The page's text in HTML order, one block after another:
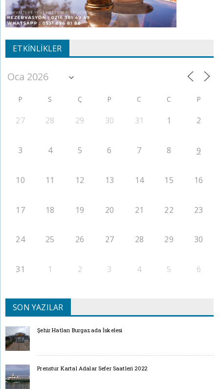
ETKINLIKLER
P S Ç P C C P
27 28 29 30 31 1 2
3 4 5 6 7 8 9
10 11 12 13 14 15 16
17 18 19 20 21 22 23
24 25 26 27 28 29 30
31 1 2 3 4 5 6
SON YAZILAR
Şehir Hatları Burgazada İskelesi
Prenstur Kartal Adalar Sefer Saatleri 2022